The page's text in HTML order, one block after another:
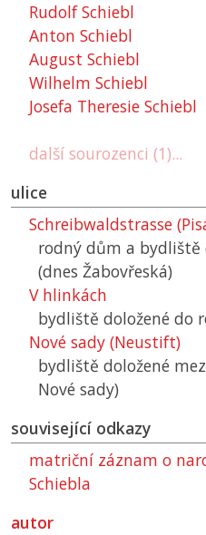
Rudolf Schiebl
Anton Schiebl
August Schiebl
Wilhelm Schiebl
Josefa Theresie Schiebl
další sourozenci (1)...
ulice
Schreibwaldstrasse
rodný dům a bydliště
(dnes Žabovřeská)
V hlinkách
bydliště doložené do
Nové sady (Neustift)
bydliště doložené
Nové sady)
související odkazy
matriční záznam o
Schiebla
autor